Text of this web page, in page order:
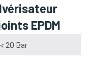
EPDM
20 Bar